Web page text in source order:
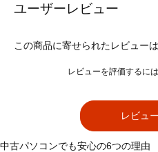
ユーザーレビュー
この商品に寄せられたレビュー
レビューを評価するには
レビュ
中古パソコンでも安心の6つの理由